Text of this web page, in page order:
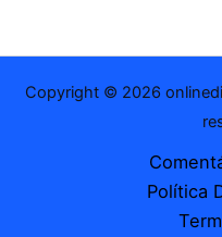
Copyright © 2026
Política